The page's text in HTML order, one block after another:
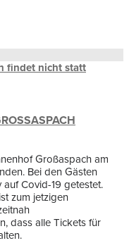
F
Großaspach am
Bei den Gästen
Covid-19 getestet.
zum jetzigen
dass alle Tickets für